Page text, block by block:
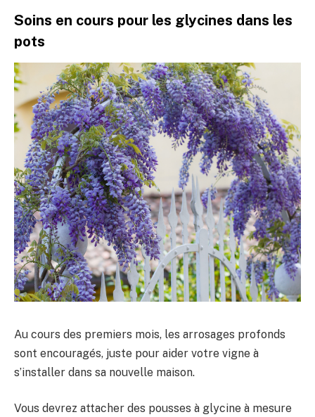
Soins en cours pour les glycines dans les
pots
Au cours des premiers mois, les arrosages profonds
sont encouragés, juste pour aider votre vigne à
s’installer dans sa nouvelle maison.
Vous devrez attacher des pousses à glycine à mesure